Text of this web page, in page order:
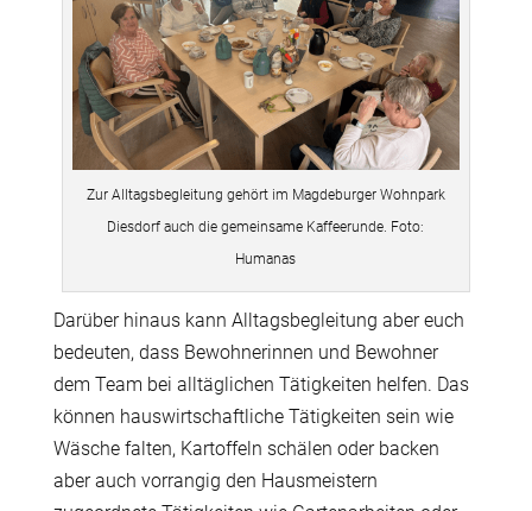
Zur Alltagsbegleitung gehört im Magdeburger Wohnpark
Diesdorf auch die gemeinsame Kaffeerunde. Foto:
Humanas
Darüber hinaus kann Alltagsbegleitung aber euch
bedeuten, dass Bewohnerinnen und Bewohner
dem Team bei alltäglichen Tätigkeiten helfen. Das
können hauswirtschaftliche Tätigkeiten sein wie
Wäsche falten, Kartoffeln schälen oder backen
aber auch vorrangig den Hausmeistern